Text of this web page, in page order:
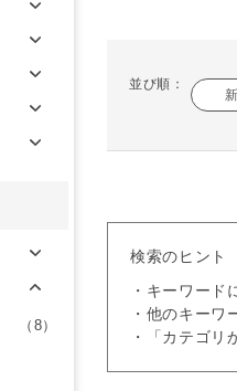
並び順：
検索のヒント
・キーワード
・他のキーワ
・「カテゴリ
（8）